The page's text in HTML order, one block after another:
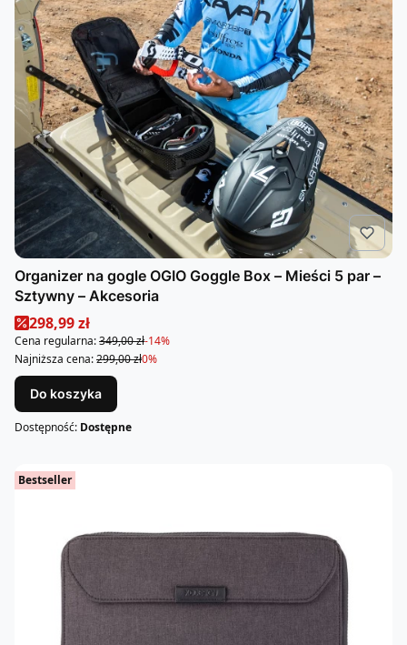
Organizer na gogle OGIO Goggle Box – Mieści 5 par –
Sztywny – Akcesoria
Cena promocyjna
298,99 zł
Cena regularna:349,00 zł-14%
Najniższa cena:299,00 zł0%
Do koszyka
Dostępność: Dostępne
Bestseller